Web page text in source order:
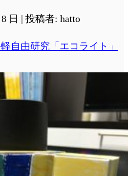
日 | 投稿者: hatto
自由研究「エコライト」